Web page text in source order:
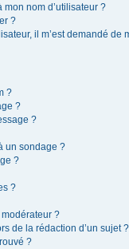
nom d’utilisateur ?
?
il m’est demandé de
?
?
?
un sondage ?
?
?
?
de la rédaction d’un sujet ?
?